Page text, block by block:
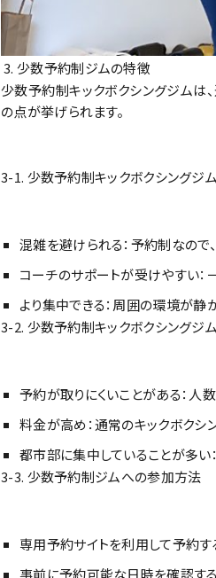
少数予約制ジムの特徴
少数予約制キックボクシングジムは
の点が挙げられます。
3-1. 少数予約制キックボクシングジム
混雑を避けられる：予約制なので
コーチのサポートが受けやすい：
より集中できる：周囲の環境が静
3-2. 少数予約制キックボクシングジ
予約が取りにくいことがある：人
料金が高め：通常のキックボクシ
都市部に集中していることが多い
3-3. 少数予約制ジムへの参加方法
専用予約サイトを利用して予約す
事前に予約可能な日時を確認する